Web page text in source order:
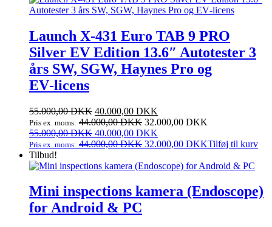
Launch X‑431 Euro TAB 9 PRO
Silver EV Edition 13.6″ Autotester 3
års SW, SGW, Haynes Pro og
EV‑licens
55.000,00DKK Den
oprindelige
pris
var:
40.000,00 DKK
aktuelle
er:
Pris ex. moms: 44.000,00DKK 32.000,00 DKK
55.000,00DKK Den
oprindelige
var:
40.000,00 DKK
aktuelle
er:
Pris ex. moms: 44.000,00DKK 32.000,00 DKKTilføj til kurv
Tilbud!
Mini inspections kamera (Endoscope)
for Android & PC